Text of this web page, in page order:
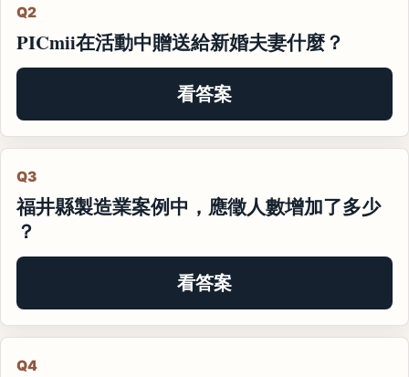
Q2
PICmii在活動中贈送給新婚夫妻什麼？
看答案
Q3
福井縣製造業案例中，應徵人數增加了多少
？
看答案
Q4